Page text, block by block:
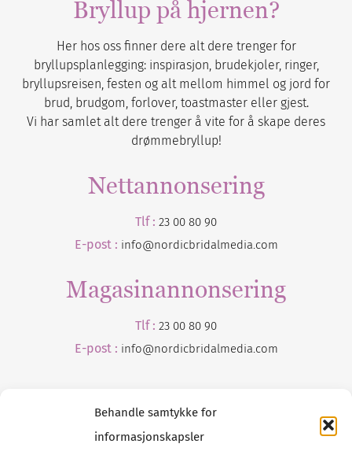
Behandle samtykke for
informasjonskapsler
Bryllup på hjernen?
Her hos oss finner dere alt dere trenger for
bryllupsplanlegging: inspirasjon, brudekjoler, ringer,
bryllupsreisen, festen og alt mellom himmel og jord for
brud, brudgom, forlover, toastmaster eller gjest.
Vi har samlet alt dere trenger å vite for å skape deres
drømmebryllup!
Nettannonsering
Tlf : 23 00 80 90
E-post : info@nordicbridalmedia.com
Magasinannonsering
Tlf : 23 00 80 90
E-post : info@nordicbridalmedia.com